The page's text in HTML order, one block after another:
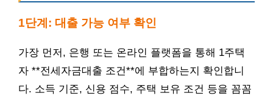
1단계: 대출 가능 여부 확인
가장 먼저, 은행 또는 온라인 플랫폼을 통해 1주택
자 **전세자금대출 조건**에 부합하는지 확인합니
다. 소득 기준, 신용 점수, 주택 보유 조건 등을 꼼꼼